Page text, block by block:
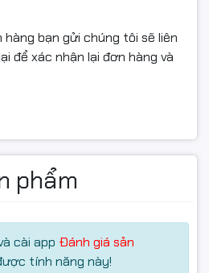
bạn gửi chúng tôi sẽ liên
để xác nhận lại đơn hàng và
phẩm
cài app Đánh giá sản
tính năng này!